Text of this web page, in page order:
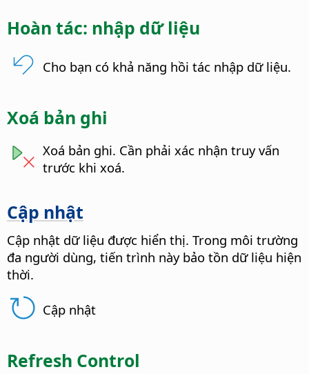
Hoàn tác: nhập dữ liệu
Cho bạn có khả năng hồi tác nhập dữ liệu.
Xoá bản ghi
Xoá bản ghi. Cần phải xác nhận truy vấn
trước khi xoá.
Cập nhật
Cập nhật dữ liệu được hiển thị. Trong môi trường
đa người dùng, tiến trình này bảo tồn dữ liệu hiện
thời.
Cập nhật
Refresh Control